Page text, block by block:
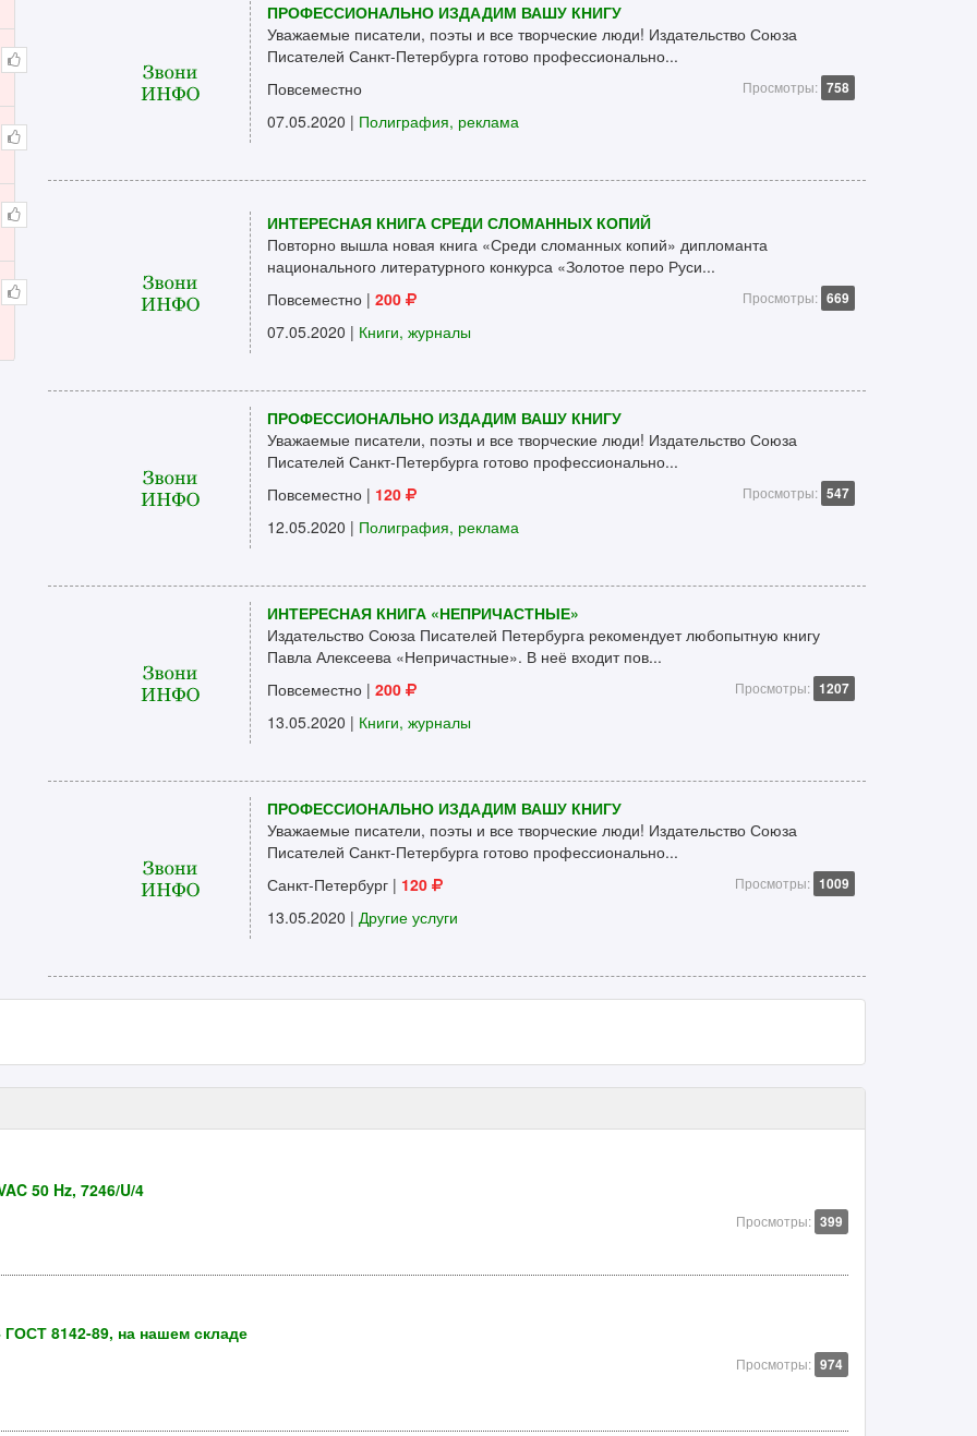
ПРОФЕССИОНАЛЬНО ИЗДАДИМ ВАШУ КНИГУ
Уважаемые писатели, поэты и все творческие люди! Издательство Союза
Писателей Санкт-Петербурга готово профессионально...
Повсеместно
Просмотры: 758
07.05.2020 | Полиграфия, реклама
ИНТЕРЕСНАЯ КНИГА СРЕДИ СЛОМАННЫХ КОПИЙ
Повторно вышла новая книга «Среди сломанных копий» дипломанта
национального литературного конкурса «Золотое перо Руси...
Повсеместно | 200 Просмотры: 669
07.05.2020 | Книги, журналы
ПРОФЕССИОНАЛЬНО ИЗДАДИМ ВАШУ КНИГУ
Уважаемые писатели, поэты и все творческие люди! Издательство Союза
Писателей Санкт-Петербурга готово профессионально...
Повсеместно | 120 Просмотры: 547
12.05.2020 | Полиграфия, реклама
ИНТЕРЕСНАЯ КНИГА «НЕПРИЧАСТНЫЕ»
Издательство Союза Писателей Петербурга рекомендует любопытную книгу
Павла Алексеева «Непричастные». В неё входит пов...
Повсеместно | 200 Просмотры: 1207
13.05.2020 | Книги, журналы
ПРОФЕССИОНАЛЬНО ИЗДАДИМ ВАШУ КНИГУ
Уважаемые писатели, поэты и все творческие люди! Издательство Союза
Писателей Санкт-Петербурга готово профессионально...
Санкт-Петербург | 120 Просмотры: 1009
13.05.2020 | Другие услуги
50 Hz, 7246/U/4
Просмотры: 399
8142-89, на нашем складе
Просмотры: 974